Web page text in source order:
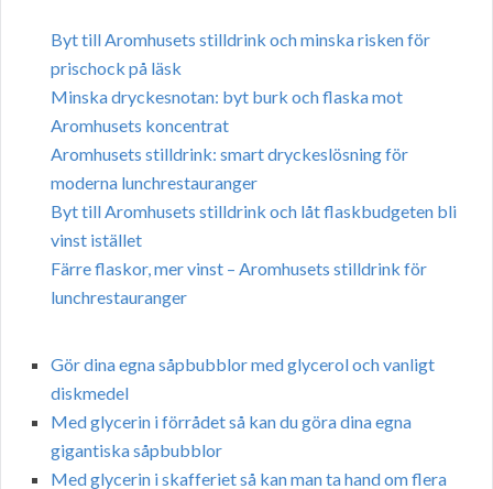
Byt till Aromhusets stilldrink och minska risken för
prischock på läsk
Minska dryckesnotan: byt burk och flaska mot
Aromhusets koncentrat
Aromhusets stilldrink: smart dryckeslösning för
moderna lunchrestauranger
Byt till Aromhusets stilldrink och låt flaskbudgeten bli
vinst istället
Färre flaskor, mer vinst – Aromhusets stilldrink för
lunchrestauranger
Gör dina egna såpbubblor med glycerol och vanligt
diskmedel
Med glycerin i förrådet så kan du göra dina egna
gigantiska såpbubblor
Med glycerin i skafferiet så kan man ta hand om flera